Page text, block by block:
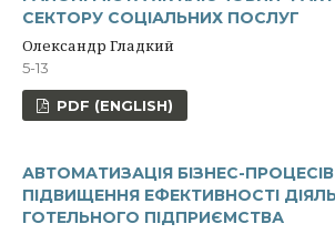
СЕКТОРУ СОЦІАЛЬНИХ ПОСЛУГ
Олександр Гладкий
5-13
PDF (ENGLISH)
АВТОМАТИЗАЦІЯ БІЗНЕС-
ПІДВИЩЕННЯ ЕФЕКТИВНОСТІ
ГОТЕЛЬНОГО ПІДПРИЄМСТВА